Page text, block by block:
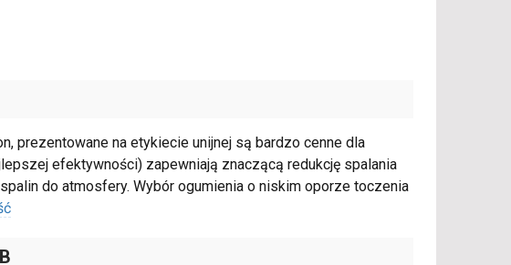
prezentowane na etykiecie unijnej są bardzo cenne dla
efektywności) zapewniają znaczącą redukcję spalania
do atmosfery. Wybór ogumienia o niskim oporze toczenia